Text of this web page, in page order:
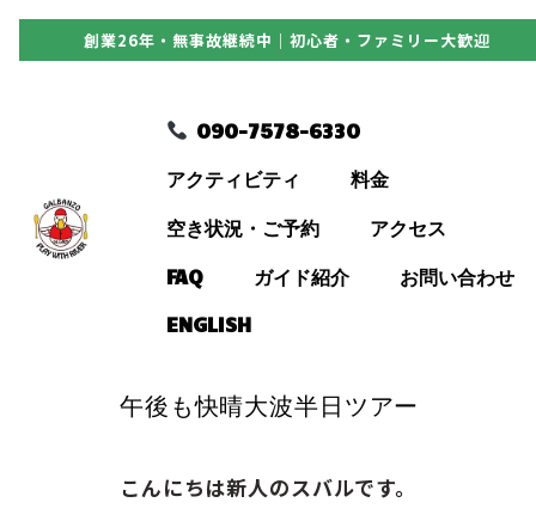
創業26年・無事故継続中｜初心者・ファミリー大歓迎
090-7578-6330
アクティビティ 料金
空き状況・ご予約 アクセス
FAQ ガイド紹介 お問い合わせ
ENGLISH
アクティビティ
料金
午後も快晴大波半日ツアー
こんにちは新人のスバルです。